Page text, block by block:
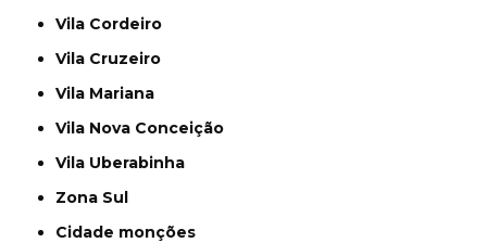
Vila Cordeiro
Vila Cruzeiro
Vila Mariana
Vila Nova Conceição
Vila Uberabinha
Zona Sul
cidade monções